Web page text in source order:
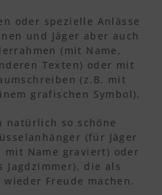
oder spezielle Anlässe
und Jäger aber auch
(mit Name,
Texten) oder mit
(z.B. mit
grafischen Symbol).
natürlich so schöne
(für Jäger
Name graviert) oder
die als
Freude machen.